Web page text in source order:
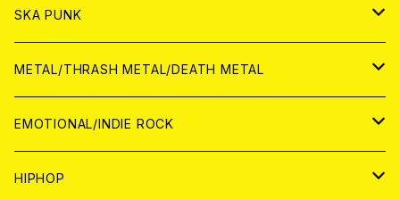
CD
CD
ANALOG
WORLD
CD
ANALOG
JAPAN
CD
ANALOG
WORLD
CD
ANALOG
SKA PUNK
JAPAN
CD
ANALOG
WORLD
CD
METAL/THRASH METAL/DEATH METAL
JAPAN
CD
WORLD
EMOTIONAL/INDIE ROCK
JAPAN
HIPHOP